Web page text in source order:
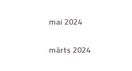
mai 2024
märts 2024